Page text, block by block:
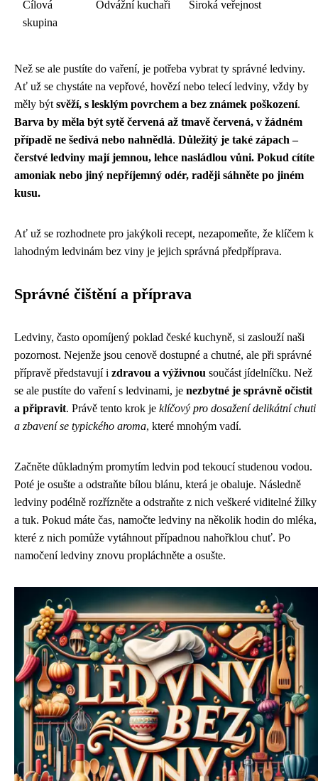
Cílová
skupina
Odvážní kuchaři Široká veřejnost
Než se ale pustíte do vaření, je potřeba vybrat ty správné ledviny.
Ať už se chystáte na vepřové, hovězí nebo telecí ledviny, vždy by
měly být svěží, s lesklým povrchem a bez známek poškození.
Barva by měla být sytě červená až tmavě červená, v žádném
případě ne šedivá nebo nahnědlá. Důležitý je také zápach –
čerstvé ledviny mají jemnou, lehce nasládlou vůni. Pokud cítíte
amoniak nebo jiný nepříjemný odér, raději sáhněte po jiném
kusu.
Ať už se rozhodnete pro jakýkoli recept, nezapomeňte, že klíčem k
lahodným ledvinám bez viny je jejich správná předpříprava.
Správné čištění a příprava
Ledviny, často opomíjený poklad české kuchyně, si zaslouží naši
pozornost. Nejenže jsou cenově dostupné a chutné, ale při správné
přípravě představují i zdravou a výživnou součást jídelníčku. Než
se ale pustíte do vaření s ledvinami, je nezbytné je správně očistit
a připravit. Právě tento krok je klíčový pro dosažení delikátní chuti
a zbavení se typického aroma, které mnohým vadí.
Začněte důkladným promytím ledvin pod tekoucí studenou vodou.
Poté je osušte a odstraňte bílou blánu, která je obaluje. Následně
ledviny podélně rozřízněte a odstraňte z nich veškeré viditelné žilky
a tuk. Pokud máte čas, namočte ledviny na několik hodin do mléka,
které z nich pomůže vytáhnout případnou nahořklou chuť. Po
namočení ledviny znovu propláchněte a osušte.